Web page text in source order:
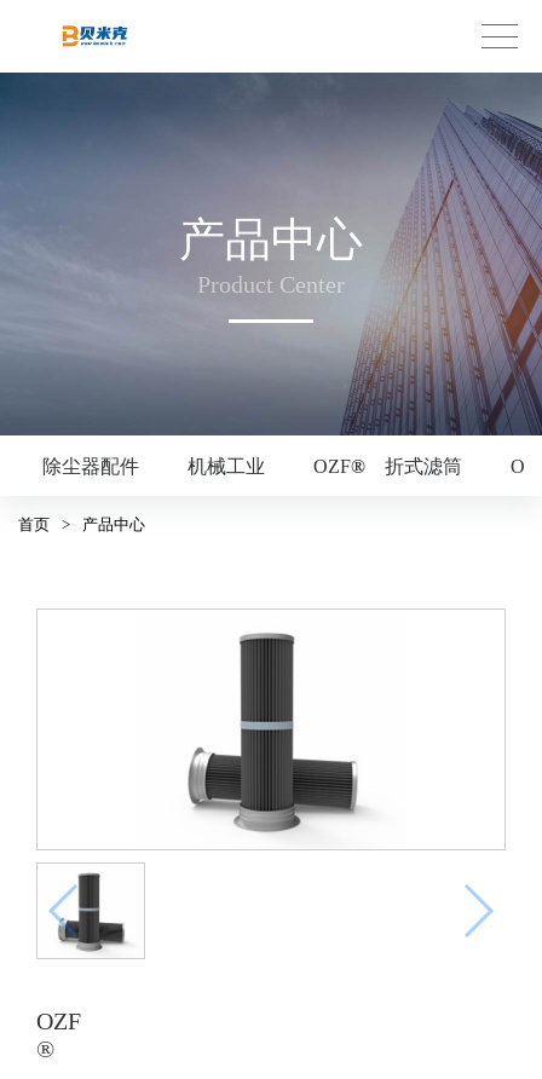
产品中心
Product Center
除尘器配件 机械工业 OZF® 折式滤筒
首页 > 产品中心
OZF
®